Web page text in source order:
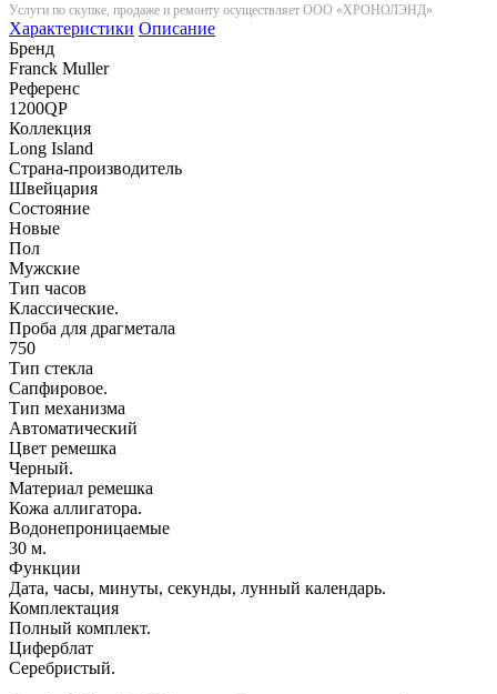
Услуги по скупке, продаже и ремонту осуществляет ООО «ХРОНОЛЭНД»
Характеристики Описание
Бренд
Franck Muller
Референс
1200QP
Коллекция
Long Island
Страна-производитель
Швейцария
Состояние
Новые
Пол
Мужские
Тип часов
Классические.
Проба для драгметала
750
Тип стекла
Сапфировое.
Тип механизма
Автоматический
Цвет ремешка
Черный.
Материал ремешка
Кожа аллигатора.
Водонепроницаемые
30 м.
Функции
Дата, часы, минуты, секунды, лунный календарь.
Комплектация
Полный комплект.
Циферблат
Серебристый.